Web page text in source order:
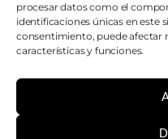
procesar datos como el
identificaciones únicas en este
consentimiento, puede afectar
características y funciones.
Aviso legal
Política de cookies
Política de privacidad